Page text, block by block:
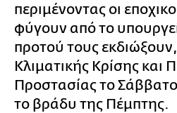
περιμένοντας οι
φύγουν από το
προτού τους
Κλιματικής Κρίσης και
Προστασίας το Σάββατο
το βράδυ της Πέμπτης.